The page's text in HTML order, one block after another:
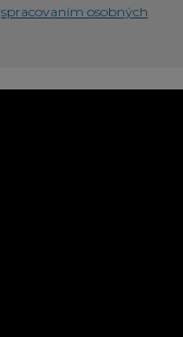
spracovaním osobných